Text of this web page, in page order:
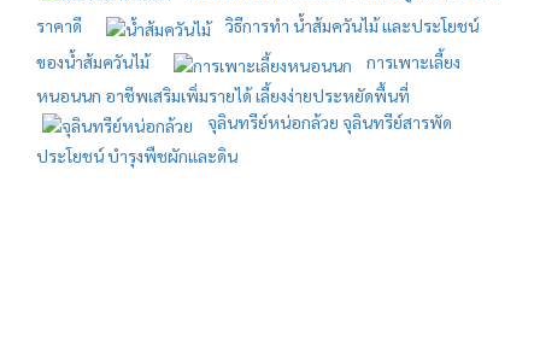
ราคาดี
วิธีการทำ น้ำส้มควันไม้ และประโยชน์
ของน้ำส้มควันไม้
การเพาะเลี้ยง
หนอนนก อาชีพเสริมเพิ่มรายได้ เลี้ยงง่ายประหยัดพื้นที่
จุลินทรีย์หน่อกล้วย จุลินทรีย์สารพัด
ประโยชน์ บำรุงพืชผักและดิน